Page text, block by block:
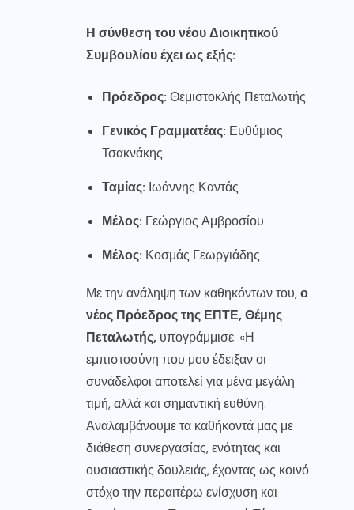
Η σύνθεση του νέου Διοικητικού
Συμβουλίου έχει ως εξής:
Πρόεδρος: Θεμιστοκλής Πεταλωτής
Γενικός Γραμματέας: Ευθύμιος
Τσακνάκης
Ταμίας: Ιωάννης Καντάς
Μέλος: Γεώργιος Αμβροσίου
Μέλος: Κοσμάς Γεωργιάδης
Με την ανάληψη των καθηκόντων του,ο
νέος Πρόεδρος της ΕΠΤΕ, Θέμης
Πεταλωτής, υπογράμμισε: «Η
εμπιστοσύνη που μου έδειξαν οι
συνάδελφοι αποτελεί για μένα μεγάλη
τιμή, αλλά και σημαντική ευθύνη.
Αναλαμβάνουμε τα καθήκοντά μας με
διάθεση συνεργασίας, ενότητας και
ουσιαστικής δουλειάς, έχοντας ως κοινό
στόχο την περαιτέρω ενίσχυση και